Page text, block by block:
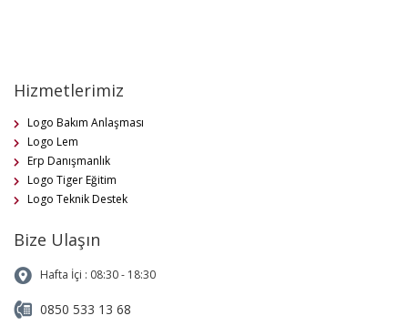
Hizmetlerimiz
Logo Bakım Anlaşması
Logo Lem
Erp Danışmanlık
Logo Tiger Eğitim
Logo Teknik Destek
Bize Ulaşın
Hafta İçi : 08:30 - 18:30
0850 533 13 68